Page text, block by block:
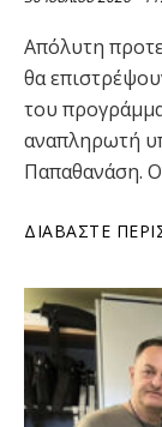
Απόλυτη
θα
του
αναπληρωτή
Παπαθανάση.
ΔΙΑΒΆΣΤΕ